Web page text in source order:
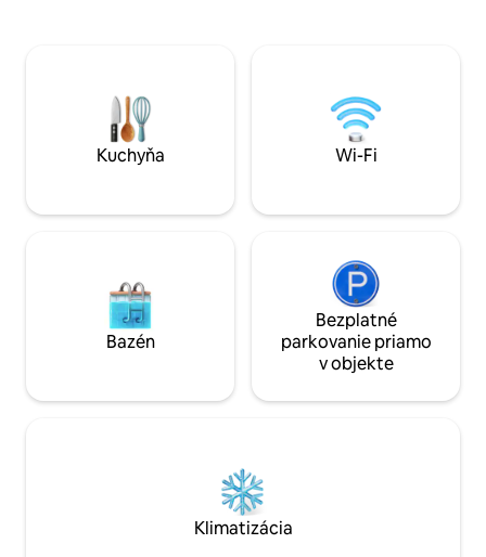
solárnych panelov. Terasa: 2
stoličky a bistro
parkovanie áut a
Turistické/
Kuchyňa Wi-Fi
Bazén
Bezplatné
parkovanie priamo
v objekte
Klimatizácia